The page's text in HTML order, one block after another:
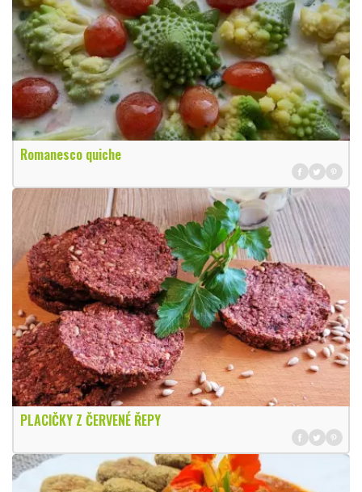
Romanesco quiche
PLACIČKY Z ČERVENÉ ŘEPY